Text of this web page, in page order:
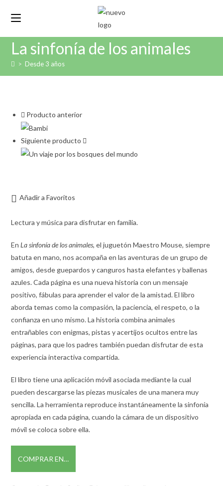
La sinfonía de los animales
> Desde 3 años
Producto anterior
Siguiente producto
Añadir a Favoritos
Lectura y música para disfrutar en familia.
EnLa sinfonía de los animales, el juguetón Maestro Mouse, siempre
batuta en mano, nos acompaña en las aventuras de un grupo de
amigos, desde guepardos y canguros hasta elefantes y ballenas
azules. Cada página es una nueva historia con un mensaje
positivo, fábulas para aprender el valor de la amistad. El libro
aborda temas como la compasión, la paciencia, el respeto, o la
confianza en uno mismo. La historia combina animales
entrañables con enigmas, pistas y acertijos ocultos entre las
páginas, para que los padres también puedan disfrutar de esta
experiencia interactiva compartida.
El libro tiene una aplicación móvil asociada mediante la cual
pueden descargarse las piezas musicales de una manera muy
sencilla. La herramienta reproduce instantáneamente la sinfonía
apropiada en cada página, cuando la cámara de un dispositivo
móvil se coloca sobre ella.
COMPRAR EN…